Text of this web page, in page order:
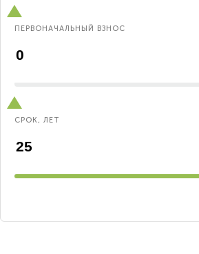
ПЕРВОНАЧАЛЬНЫЙ ВЗНОС
СРОК, ЛЕТ